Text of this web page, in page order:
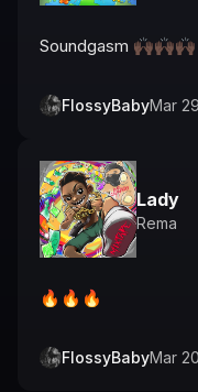
Soundgasm 🙌🏿🙌🏿🙌🏿
FlossyBabyMar
Lady
Rema
🔥🔥🔥
FlossyBabyMar